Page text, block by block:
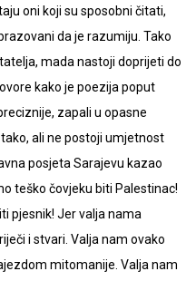
oni koji su sposobni čitati,
da je razumiju. Tako
mada nastoji doprijeti do
kako je poezija poput
zapali u opasne
ali ne postoji umjetnost
posjeta Sarajevu kazao
teško čovjeku biti Palestinac!
pjesnik! Jer valja nama
i stvari. Valja nam ovako
mitomanije. Valja nam